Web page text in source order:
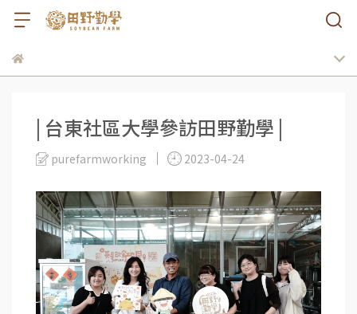
| 台東社區大學參訪田野勤學 |
purefarmworking 2023-04-24